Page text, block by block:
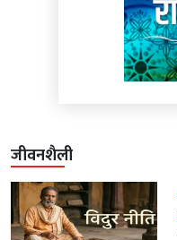
जीवनशैली